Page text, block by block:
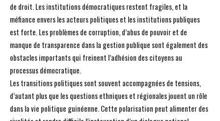
de droit. Les institutions démocratiques restent fragiles, et la
méfiance envers les acteurs politiques et les institutions publiques
est forte. Les problèmes de corruption, d’abus de pouvoir et de
manque de transparence dans la gestion publique sont également des
obstacles importants qui freinent l’adhésion des citoyens au
processus démocratique.
Les transitions politiques sont souvent accompagnées de tensions,
d’autant plus que les questions ethniques et régionales jouent un rôle
dans la vie politique guinéenne. Cette polarisation peut alimenter des